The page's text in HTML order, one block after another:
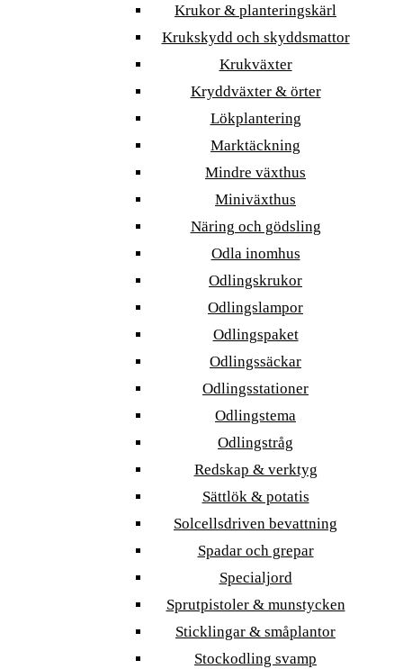
Krukor & planteringskärl
Krukskydd och skyddsmattor
Krukväxter
Kryddväxter & örter
Lökplantering
Marktäckning
Mindre växthus
Miniväxthus
Näring och gödsling
Odla inomhus
Odlingskrukor
Odlingslampor
Odlingspaket
Odlingssäckar
Odlingsstationer
Odlingstema
Odlingstråg
Redskap & verktyg
Sättlök & potatis
Solcellsdriven bevattning
Spadar och grepar
Specialjord
Sprutpistoler & munstycken
Sticklingar & småplantor
Stockodling svamp